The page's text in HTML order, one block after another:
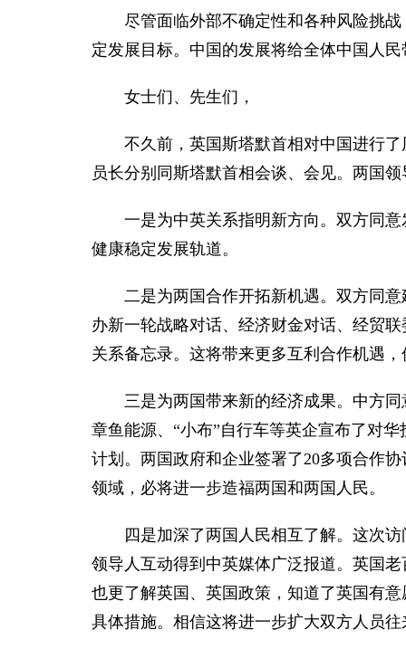
尽管面临外部不确定性和各种风险挑
定发展目标。中国的发展将给全体中国人
女士们、先生们，
不久前，英国斯塔默首相对中国进行
员长分别同斯塔默首相会谈、会见。两国
一是为中英关系指明新方向。双方同
健康稳定发展轨道。
二是为两国合作开拓新机遇。双方同
办新一轮战略对话、经济财金对话、经贸
关系备忘录。这将带来更多互利合作机遇
三是为两国带来新的经济成果。中方
章鱼能源、“小布”自行车等英企宣布了对
计划。两国政府和企业签署了20多项合作
领域，必将进一步造福两国和两国人民。
四是加深了两国人民相互了解。这次
领导人互动得到中英媒体广泛报道。英国
也更了解英国、英国政策，知道了英国有
具体措施。相信这将进一步扩大双方人员